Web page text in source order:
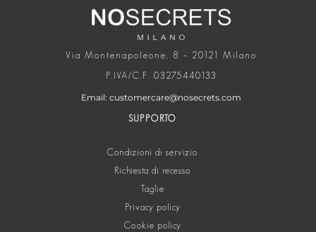
Via Montenapoleone, 8 – 20121 Milano
P.IVA/C.F. 03275440133
Email: customercare@nosecrets.com
SUPPORTO
Condizioni di servizio
Richiesta di recesso
Taglie
Privacy policy
Cookie policy